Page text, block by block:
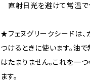
直射日光を避けて常温で
★フェヌグリークシードは
つけるときに使います。油
はたまりません。これを一
ます。